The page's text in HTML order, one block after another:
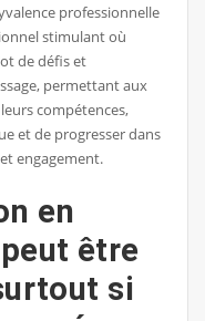
professionnelle
stimulant où
de défis et
permettant aux
compétences,
et de progresser dans
engagement.
en
être
si